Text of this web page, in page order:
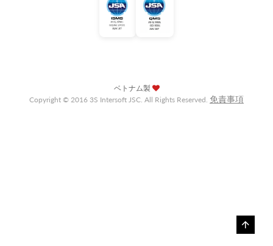
ベトナム製
Copyright © 2016 3S Intersoft JSC. All Rights Reserved. 免責事項